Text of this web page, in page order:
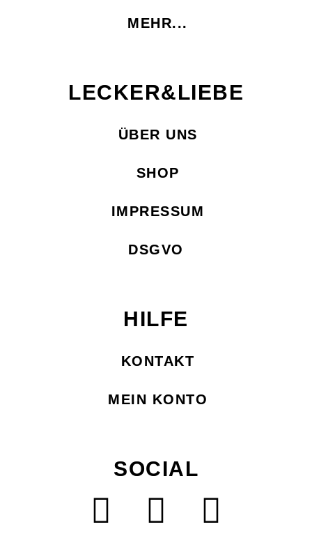
MEHR...
LECKER&LIEBE
ÜBER UNS
SHOP
IMPRESSUM
DSGVO
HILFE
KONTAKT
MEIN KONTO
SOCIAL